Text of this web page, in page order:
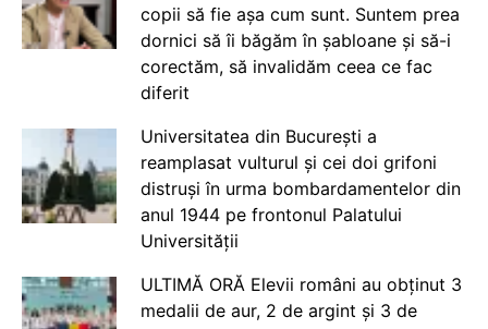
copii să fie așa cum sunt. Suntem prea
dornici să îi băgăm în șabloane și să-i
corectăm, să invalidăm ceea ce fac
diferit
Universitatea din București a
reamplasat vulturul și cei doi grifoni
distruși în urma bombardamentelor din
anul 1944 pe frontonul Palatului
Universității
ULTIMĂ ORĂ Elevii români au obținut 3
medalii de aur, 2 de argint și 3 de